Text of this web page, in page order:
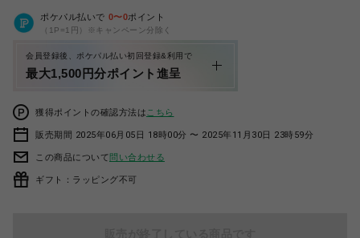
ポケパル払いで 0〜0ポイント
（1P=1円）※キャンペーン分除く
会員登録後、ポケパル払い初回登録&利用で
最大1,500円分ポイント進呈
獲得ポイントの確認方法は こちら
販売期間 2025年06月05日 18時00分 〜 2025年11月30日 23時59分
この商品について問い合わせる
ギフト：ラッピング不可